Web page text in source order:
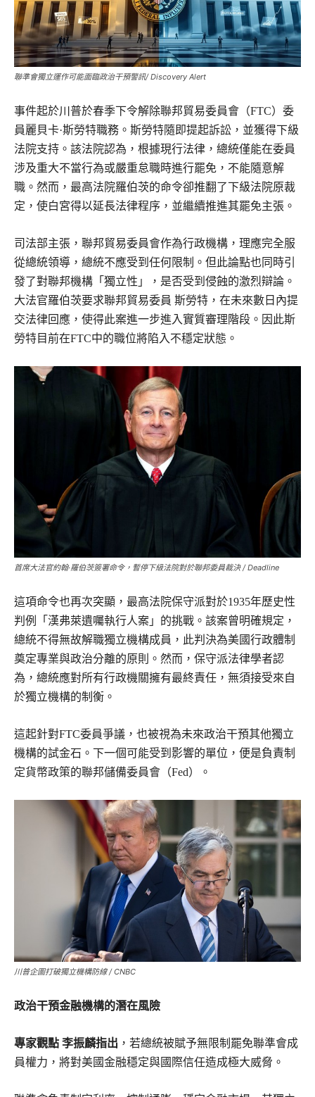
聯準會獨立運作可能面臨政治干預警訊/ Discovery Alert
事件起於川普於春季下令解除聯邦貿易委員會（FTC）委
員麗貝卡·斯勞特職務。斯勞特隨即提起訴訟，並獲得下級
法院支持。該法院認為，根據現行法律，總統僅能在委員
涉及重大不當行為或嚴重怠職時進行罷免，不能隨意解
職。然而，最高法院羅伯茨的命令卻推翻了下級法院原裁
定，使白宮得以延長法律程序，並繼續推進其罷免主張。
司法部主張，聯邦貿易委員會作為行政機構，理應完全服
從總統領導，總統不應受到任何限制。但此論點也同時引
發了對聯邦機構「獨立性」，是否受到侵蝕的激烈辯論。
大法官羅伯茨要求聯邦貿易委員 斯勞特，在未來數日內提
交法律回應，使得此案進一步進入實質審理階段。因此斯
勞特目前在FTC中的職位將陷入不穩定狀態。
首席大法官約翰·羅伯茨簽署命令，暫停下級法院對於聯邦委員裁決 / Deadline
這項命令也再次突顯，最高法院保守派對於1935年歷史性
判例「漢弗萊遺囑執行人案」的挑戰。該案曾明確規定，
總統不得無故解職獨立機構成員，此判決為美國行政體制
奠定專業與政治分離的原則。然而，保守派法律學者認
為，總統應對所有行政機關擁有最終責任，無須接受來自
於獨立機構的制衡。
這起針對FTC委員爭議，也被視為未來政治干預其他獨立
機構的試金石。下一個可能受到影響的單位，便是負責制
定貨幣政策的聯邦儲備委員會（Fed）。
川普企圖打破獨立機構防線 / CNBC
政治干預金融機構的潛在風險
專家觀點 李振麟指出 ，若總統被賦予無限制罷免聯準會成
員權力，將對美國金融穩定與國際信任造成極大威脅。